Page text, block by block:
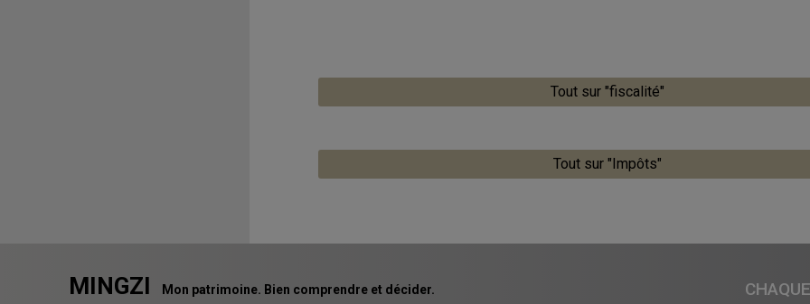
Tout sur "fiscalité"
Tout sur "Impôts"
MINGZI Mon patrimoine. Bien comprendre et décider.